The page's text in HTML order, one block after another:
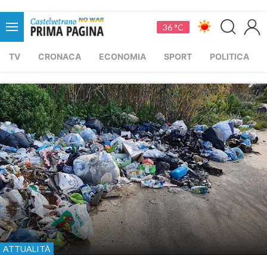
36 °C
TV CRONACA ECONOMIA SPORT POLITICA
ATTUALITÀ